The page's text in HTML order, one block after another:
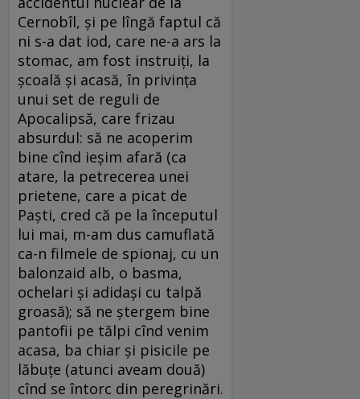
Cernobîl, și pe lîngă faptul că
ni s-a dat iod, care ne-a ars la
stomac, am fost instruiți, la
școală și acasă, în privința
unui set de reguli de
Apocalipsă, care frizau
absurdul: să ne acoperim
bine cînd ieșim afară (ca
atare, la petrecerea unei
prietene, care a picat de
Paști, cred că pe la începutul
lui mai, m-am dus camuflată
ca-n filmele de spionaj, cu un
balonzaid alb, o basma,
ochelari și adidași cu talpă
groasă); să ne ștergem bine
pantofii pe tălpi cînd venim
acasa, ba chiar și pisicile pe
lăbuțe (atunci aveam două)
cînd se întorc din peregrinări.